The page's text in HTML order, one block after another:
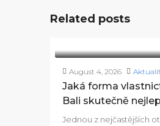
Related posts
August 4, 2026
Jaká forma
Bali skutečně
Jednou z nejčastějších